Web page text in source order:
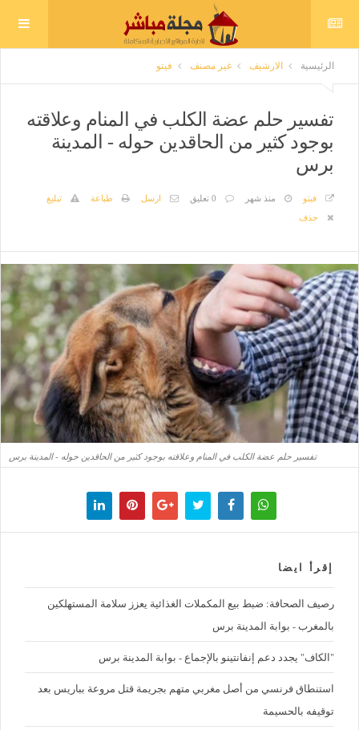
الرئيسية الارشيف غير مصنف فيتو
تفسير حلم عضة الكلب في المنام وعلاقته
بوجود كثير من الحاقدين حوله - المدينة
برس
فيتو منذ شهر 0 تعليق ارسل طباعة
تبليغ
حذف
تفسير حلم عضة الكلب في المنام وعلاقته بوجود كثير من الحاقدين حوله - المدينة برس
إقرأ ايضا
رصيف الصحافة: ضبط بيع المكملات الغذائية يعزز سلامة المستهلكين
بالمغرب - بوابة المدينة برس
"الكاف" يجدد دعم إنفانتينو بالإجماع - بوابة المدينة برس
استنطاق فرنسي من أصل مغربي متهم بجريمة قتل مروعة بباريس بعد
توقيفه بالحسيمة